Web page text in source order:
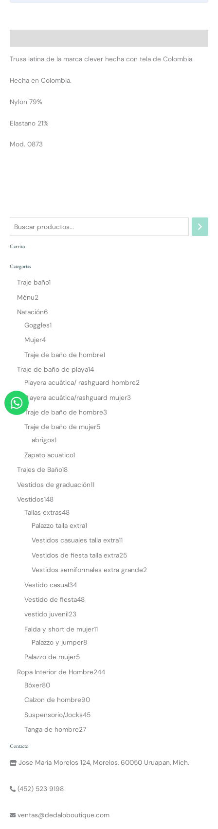
W
h
a
p
p
Carrito
Categorías
Traje baño1
Ménu2
Natación6
Goggles1
Mujer4
Traje de baño de hombre1
Traje de baño de playa14
Playera acuática/ rashguard hombre2
Playera acuática/rashguard mujer3
Traje de baño de hombre3
Traje de baño de mujer5
abrigos1
Zapato acuatico1
Trajes de Baño18
Vestidos de graduación11
Vestidos148
Tallas extras48
Palazzo talla extra1
Vestidos casuales talla extra11
Vestidos de fiesta talla extra25
Vestidos semiformales extra grande2
Vestido casual34
Vestido de fiesta48
vestido juvenil23
Falda y short de mujer11
Palazzo y jumper8
Palazzo de mujer5
Ropa Interior de Hombre244
Bóxer80
Calzon de hombre90
Suspensorio/Jocks45
Tanga de hombre27
Contacto
Jose Maria Morelos 124, Morelos, 60050 Uruapan, Mich.
(452) 523 9198
ventas@dedaloboutique.com
Trusa latina de la marca clever hecha con tela de Colombia.
Hecha en Colombia.
Nylon 79%
Elastano 21%
Mod. 0873